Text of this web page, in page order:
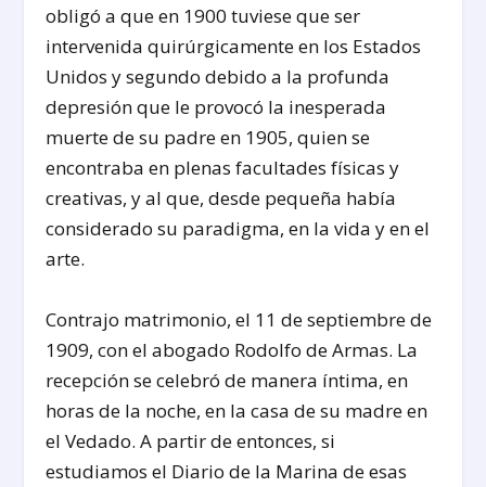
obligó a que en 1900 tuviese que ser
intervenida quirúrgicamente en los Estados
Unidos y segundo debido a la profunda
depresión que le provocó la inesperada
muerte de su padre en 1905, quien se
encontraba en plenas facultades físicas y
creativas, y al que, desde pequeña había
considerado su paradigma, en la vida y en el
arte.
Contrajo matrimonio, el 11 de septiembre de
1909, con el abogado Rodolfo de Armas. La
recepción se celebró de manera íntima, en
horas de la noche, en la casa de su madre en
el Vedado. A partir de entonces, si
estudiamos el Diario de la Marina de esas